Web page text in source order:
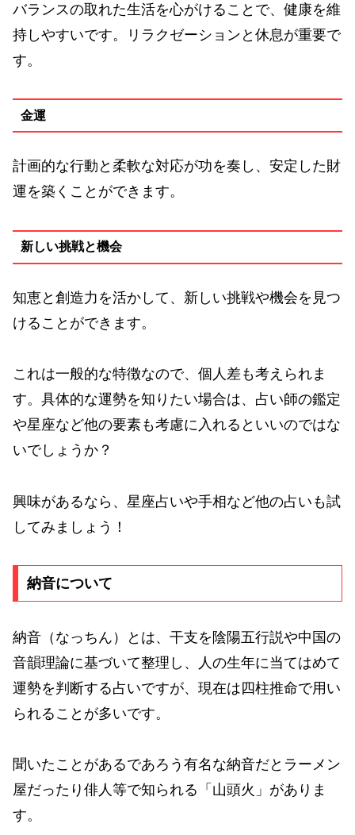
バランスの取れた生活を心がけることで、健康を維
持しやすいです。リラクゼーションと休息が重要で
す。
金運
計画的な行動と柔軟な対応が功を奏し、安定した財
運を築くことができます。
新しい挑戦と機会
知恵と創造力を活かして、新しい挑戦や機会を見つ
けることができます。
これは一般的な特徴なので、個人差も考えられま
す。具体的な運勢を知りたい場合は、占い師の鑑定
や星座など他の要素も考慮に入れるといいのではな
いでしょうか？
興味があるなら、星座占いや手相など他の占いも試
してみましょう！
納音について
納音（なっちん）とは、干支を陰陽五行説や中国の
音韻理論に基づいて整理し、人の生年に当てはめて
運勢を判断する占いですが、現在は四柱推命で用い
られることが多いです。
聞いたことがあるであろう有名な納音だとラーメン
屋だったり俳人等で知られる「山頭火」がありま
す。